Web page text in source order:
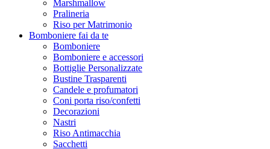
Marshmallow
Pralineria
Riso per Matrimonio
Bomboniere fai da te
Bomboniere
Bomboniere e accessori
Bottiglie Personalizzate
Bustine Trasparenti
Candele e profumatori
Coni porta riso/confetti
Decorazioni
Nastri
Riso Antimacchia
Sacchetti